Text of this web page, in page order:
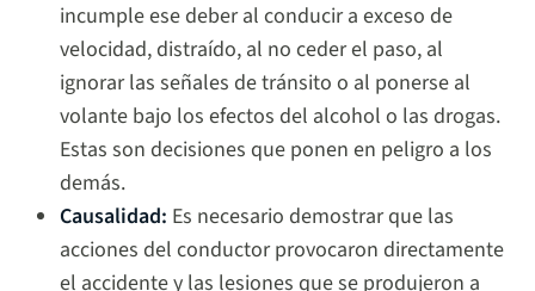
incumple ese deber al conducir a exceso de
velocidad, distraído, al no ceder el paso, al
ignorar las señales de tránsito o al ponerse al
volante bajo los efectos del alcohol o las drogas.
Estas son decisiones que ponen en peligro a los
demás.
Causalidad: Es necesario demostrar que las
acciones del conductor provocaron directamente
el accidente y las lesiones que se produjeron a